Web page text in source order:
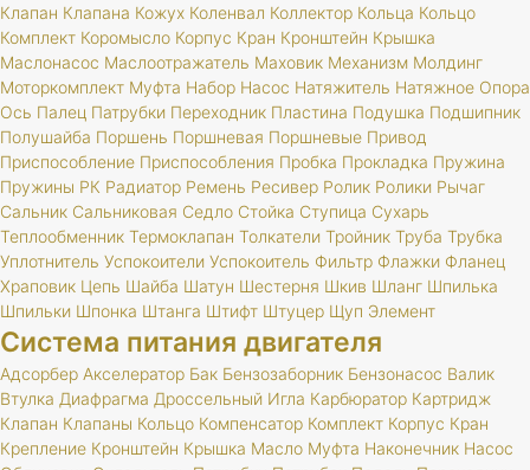
Клапан Клапана Кожух Коленвал Коллектор Кольца Кольцо
Комплект Коромысло Корпус Кран Кронштейн Крышка
Маслонасос Маслоотражатель Маховик Механизм Молдинг
Моторкомплект Муфта Набор Насос Натяжитель Натяжное Опора
Ось Палец Патрубки Переходник Пластина Подушка Подшипник
Полушайба Поршень Поршневая Поршневые Привод
Приспособление Приспособления Пробка Прокладка Пружина
Пружины РК Радиатор Ремень Ресивер Ролик Ролики Рычаг
Сальник Сальниковая Седло Стойка Ступица Сухарь
Теплообменник Термоклапан Толкатели Тройник Труба Трубка
Уплотнитель Успокоители Успокоитель Фильтр Флажки Фланец
Храповик Цепь Шайба Шатун Шестерня Шкив Шланг Шпилька
Шпильки Шпонка Штанга Штифт Штуцер Щуп Элемент
Система питания двигателя
Адсорбер Акселератор Бак Бензозаборник Бензонасос Валик
Втулка Диафрагма Дроссельный Игла Карбюратор Картридж
Клапан Клапаны Кольцо Компенсатор Комплект Корпус Кран
Крепление Кронштейн Крышка Масло Муфта Наконечник Насос